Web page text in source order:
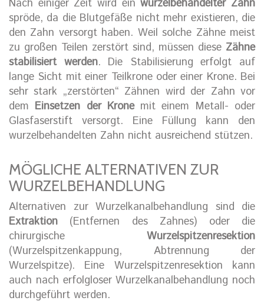
Nach einiger Zeit wird einwurzelbehandelter Zahn
spröde, da die Blutgefäße nicht mehr existieren, die
den Zahn versorgt haben. Weil solche Zähne meist
zu großen Teilen zerstört sind, müssen diese Zähne
stabilisiert werden. Die Stabilisierung erfolgt auf
lange Sicht mit einer Teilkrone oder einer Krone. Bei
sehr stark „zerstörten“ Zähnen wird der Zahn vor
dem Einsetzen der Kronemit einem Metall- oder
Glasfaserstift versorgt. Eine Füllung kann den
wurzelbehandelten Zahn nicht ausreichend stützen.
MÖGLICHE ALTERNATIVEN ZUR
WURZELBEHANDLUNG
Alternativen zur Wurzelkanalbehandlung sind die
Extraktion (Entfernen des Zahnes) oder die
chirurgische Wurzelspitzenresektion
(Wurzelspitzenkappung, Abtrennung der
Wurzelspitze). Eine Wurzelspitzenresektion kann
auch nach erfolgloser Wurzelkanalbehandlung noch
durchgeführt werden.